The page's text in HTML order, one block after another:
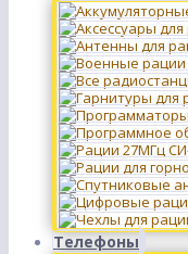
Телефоны